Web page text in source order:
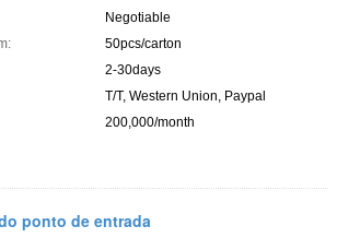
Negotiable
50pcs/carton
2-30days
T/T, Western Union, Paypal
200,000/month
ponto de entrada